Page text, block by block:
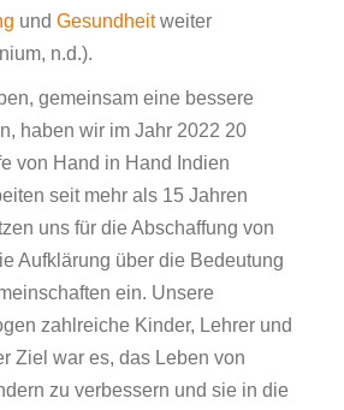
und Gesundheitweiter
n.d.).
gemeinsam eine bessere
haben wir im Jahr 2022 20
von Hand in Hand Indien
seit mehr als 15 Jahren
uns für die Abschaffung von
Aufklärung über die Bedeutung
ein. Unsere
zahlreiche Kinder, Lehrer und
Ziel war es, das Leben von
zu verbessern und sie in die